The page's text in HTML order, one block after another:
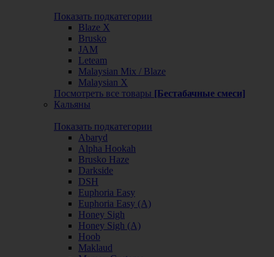
Показать подкатегории
Blaze X
Brusko
JAM
Leteam
Malaysian Mix / Blaze
Malaysian X
Посмотреть все товары [Бестабачные смеси]
Кальяны
Показать подкатегории
Abaryd
Alpha Hookah
Brusko Haze
Darkside
DSH
Euphoria Easy
Euphoria Easy (А)
Honey Sigh
Honey Sigh (А)
Hoob
Maklaud